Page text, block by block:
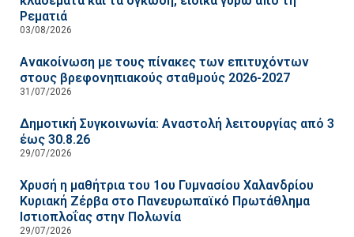
Ρεματιά
03/08/2026
Ανακοίνωση με τους πίνακες των επιτυχόντων
στους βρεφονηπιακούς σταθμούς 2026-2027
31/07/2026
Δημοτική Συγκοινωνία: Αναστολή λειτουργίας από 3
έως 30.8.26
29/07/2026
Χρυσή η μαθήτρια του 1ου Γυμνασίου Χαλανδρίου
Κυριακή Ζέρβα στο Πανευρωπαϊκό Πρωτάθλημα
Ιστιοπλοΐας στην Πολωνία
29/07/2026